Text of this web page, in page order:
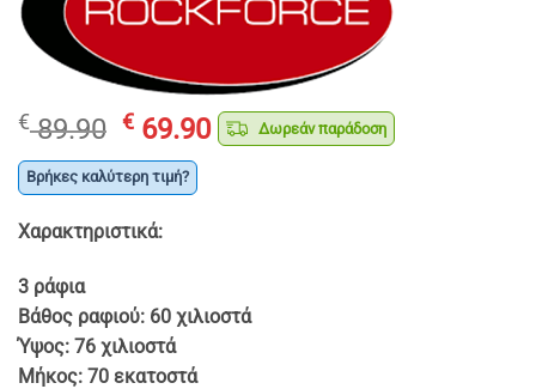
€89.90 Original
price
was:
€ 69.90Η
τρέχουσα
Δωρεάν παράδοση
Βρήκες καλύτερη τιμή?
Χαρακτηριστικά:
3 ράφια
Βάθος ραφιού: 60 χιλιοστά
Ύψος: 76 χιλιοστά
Μήκος: 70 εκατοστά